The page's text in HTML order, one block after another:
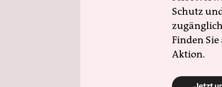
Schutz
Finden
Aktion.